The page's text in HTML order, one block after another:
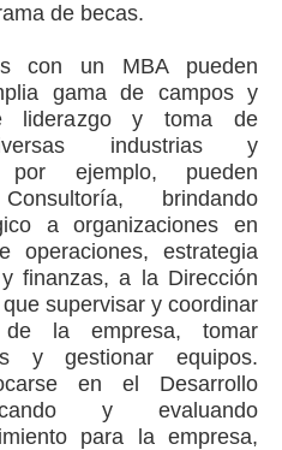
de becas.
con un MBA pueden
gama de campos y
liderazgo y toma de
industrias y
por ejemplo, pueden
brindando
a organizaciones en
operaciones, estrategia
finanzas, a la Dirección
supervisar y coordinar
la empresa, tomar
y gestionar equipos.
en el Desarrollo
y evaluando
para la empresa,